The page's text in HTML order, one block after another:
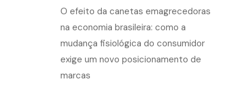
O efeito da canetas emagrecedoras
na economia brasileira: como a
mudança fisiológica do consumidor
exige um novo posicionamento de
marcas